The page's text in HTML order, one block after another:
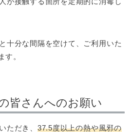
十分な間隔を空けて、ご利用いた
す。
皆さんへのお願い
ただき、 37.5度以上の熱や風邪の